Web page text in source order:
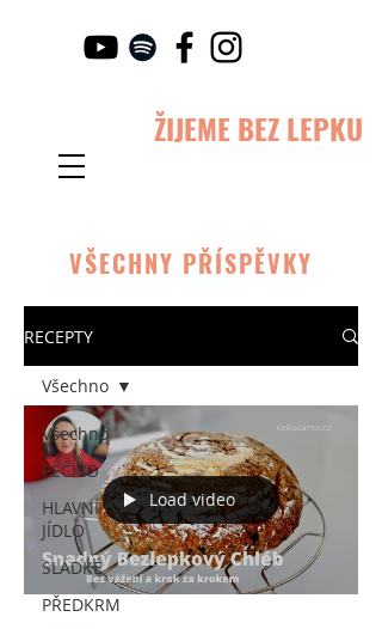
ŽIJEME BEZ LEPKU
VŠECHNY PŘÍSPĚVKY
RECEPTY
Všechno
PEČIVO
HLAVNÍ
JÍDLO
SLADKÉ
PŘEDKRM
Všechno
Load video